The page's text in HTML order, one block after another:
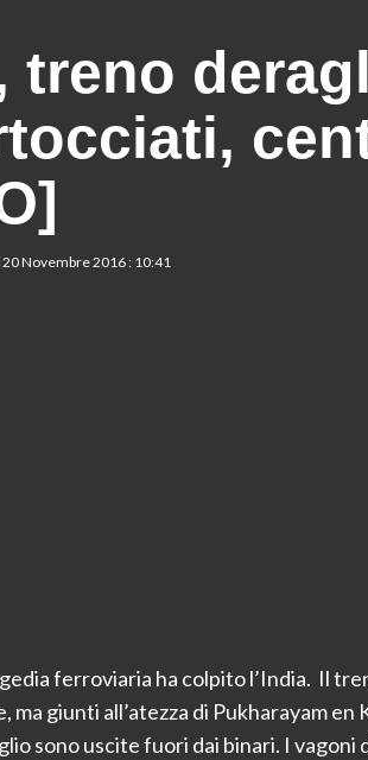
treno
20 Novembre 2016 : 10:41
ferroviaria ha colpito l’India. Il
ma giunti all’atezza di Pukharayam
sono uscite fuori dai binari. I vagoni